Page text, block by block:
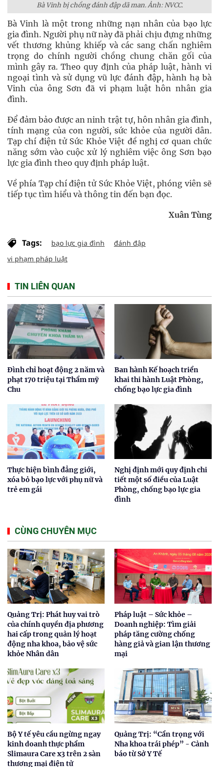
Bà Vinh bị chồng đánh đập dã man. Ảnh: NVCC.
Bà Vinh là một trong những nạn nhân của bạo lực
gia đình. Người phụ nữ này đã phải chịu đựng những
vết thương khủng khiếp và các sang chấn nghiêm
trọng do chính người chồng chung chăn gối của
mình gây ra. Theo quy định của pháp luật, hành vi
ngoại tình và sử dụng vũ lực đánh đập, hành hạ bà
Vinh của ông Sơn đã vi phạm luật hôn nhân gia
đình.
Để đảm bảo được an ninh trật tự, hôn nhân gia đình,
tính mạng của con người, sức khỏe của người dân.
Tạp chí điện tử Sức Khỏe Việt đề nghị cơ quan chức
năng sớm vào cuộc xử lý nghiêm việc ông Sơn bạo
lực gia đình theo quy định pháp luật.
Về phía Tạp chí điện tử Sức Khỏe Việt, phóng viên sẽ
tiếp tục tìm hiểu và thông tin đến bạn đọc.
Xuân Tùng
Tags: bạo lực gia đình
đánh đập
vi phạm pháp luật
TIN LIÊN QUAN
Đình chỉ hoạt động 2 năm và
phạt 170 triệu tại Thẩm mỹ
Chu
Ban hành Kế hoạch triển
khai thi hành Luật Phòng,
chống bạo lực gia đình
Thực hiện bình đẳng giới,
xóa bỏ bạo lực với phụ nữ và
trẻ em gái
Nghị định mới quy định chi
tiết một số điều của Luật
Phòng, chống bạo lực gia
đình
CÙNG CHUYÊN MỤC
Quảng Trị: Phát huy vai trò
của chính quyền địa phương
hai cấp trong quản lý hoạt
động nha khoa, bảo vệ sức
khỏe Nhân dân
Pháp luật – Sức khỏe –
Doanh nghiệp: Tìm giải
pháp tăng cường chống
hàng giả và gian lận thương
mại
Bộ Y tế yêu cầu ngừng ngay
kinh doanh thực phẩm
Slimaura Care x3 trên 2 sàn
thương mại điện tử
Quảng Trị: “Cẩn trọng với
Nha khoa trái phép” - Cảnh
báo từ Sở Y Tế